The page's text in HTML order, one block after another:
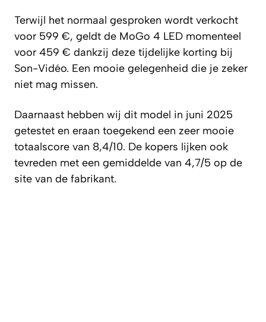
Terwijl het normaal gesproken wordt verkocht
voor 599 €, geldt de MoGo 4 LED momenteel
voor 459 € dankzij deze tijdelijke korting bij
Son-Vidéo. Een mooie gelegenheid die je zeker
niet mag missen.
Daarnaast hebben wij dit model in juni 2025
getestet en eraan toegekend een zeer mooie
totaalscore van 8,4/10. De kopers lijken ook
tevreden met een gemiddelde van 4,7/5 op de
site van de fabrikant.